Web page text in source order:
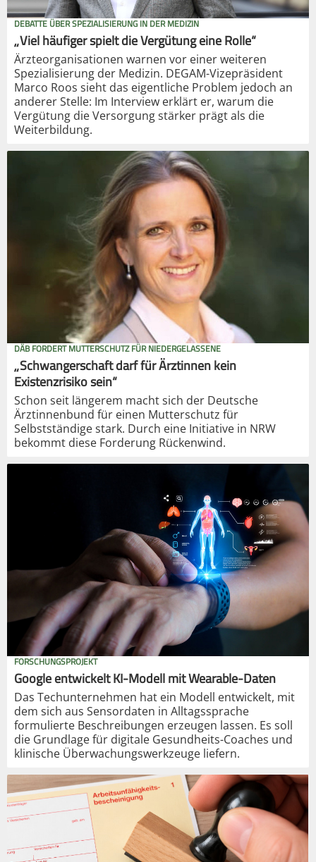
DEBATTE ÜBER SPEZIALISIERUNG IN DER MEDIZIN
„Viel häufiger spielt die Vergütung eine Rolle“
Ärzteorganisationen warnen vor einer weiteren
Spezialisierung der Medizin. DEGAM-Vizepräsident
Marco Roos sieht das eigentliche Problem jedoch an
anderer Stelle: Im Interview erklärt er, warum die
Vergütung die Versorgung stärker prägt als die
Weiterbildung.
DÄB FORDERT MUTTERSCHUTZ FÜR NIEDERGELASSENE
„Schwangerschaft darf für Ärztinnen kein
Existenzrisiko sein“
Schon seit längerem macht sich der Deutsche
Ärztinnenbund für einen Mutterschutz für
Selbstständige stark. Durch eine Initiative in NRW
bekommt diese Forderung Rückenwind.
FORSCHUNGSPROJEKT
Google entwickelt KI-Modell mit Wearable-Daten
Das Techunternehmen hat ein Modell entwickelt, mit
dem sich aus Sensordaten in Alltagssprache
formulierte Beschreibungen erzeugen lassen. Es soll
die Grundlage für digitale Gesundheits-Coaches und
klinische Überwachungswerkzeuge liefern.